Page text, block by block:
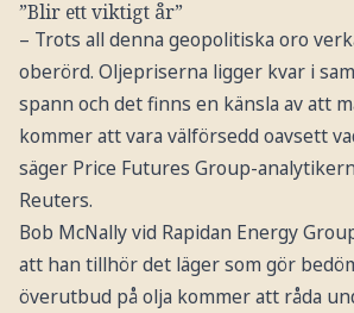
”Blir ett viktigt år”
– Trots all denna geopolitiska oro
oberörd. Oljepriserna ligger kvar i
spann och det finns en känsla av att
kommer att vara välförsedd oavsett
säger Price Futures Group-
Reuters.
Bob McNally vid Rapidan Energy
att han tillhör det läger som gör
överutbud på olja kommer att råda